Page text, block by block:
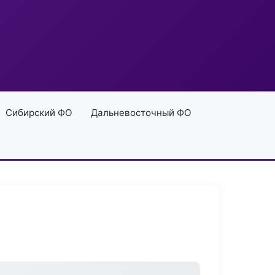
Сибирский ФО Дальневосточный ФО